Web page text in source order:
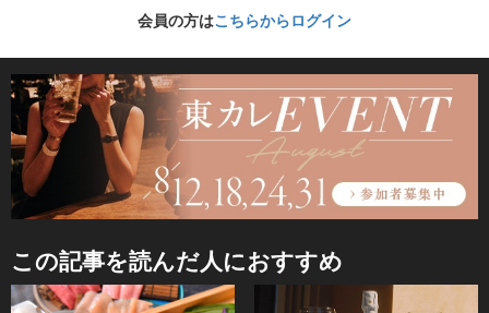
会員の方はこちらからログイン
この記事を読んだ人におすすめ